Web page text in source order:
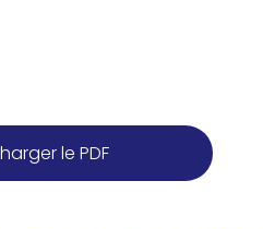
le PDF